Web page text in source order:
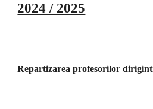
2024 / 2025
Repartizarea profesorilor